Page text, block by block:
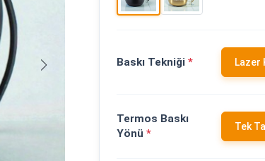
Baskı Tekniği * Lazer
Termos Baskı
Yönü *
Tek